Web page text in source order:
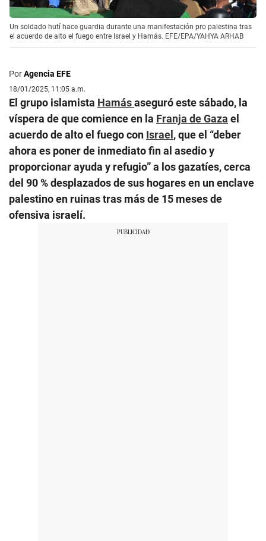
Un soldado hutí hace guardia durante una manifestación pro palestina tras
el acuerdo de alto el fuego entre Israel y Hamás. EFE/EPA/YAHYA ARHAB
PorAgencia EFE
18/01/2025, 11:05 a.m.
El grupo islamista Hamásaseguró este sábado, la
víspera de que comience en la Franja de Gaza el
acuerdo de alto el fuego con Israel, que el “deber
ahora es poner de inmediato fin al asedio y
proporcionar ayuda y refugio” a los gazatíes, cerca
del 90 % desplazados de sus hogares en un enclave
palestino en ruinas tras más de 15 meses de
ofensiva israelí.